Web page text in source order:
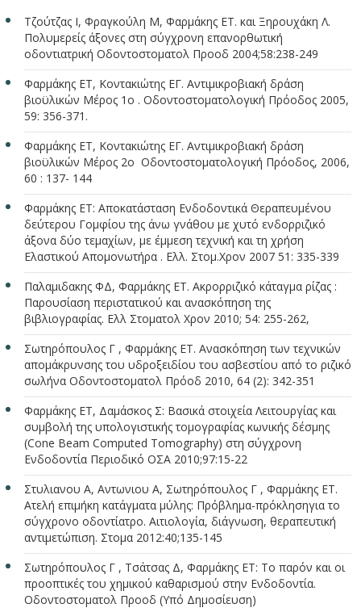
Τζούτζας Ι, Φραγκούλη Μ, Φαρμάκης ΕΤ. και Ξηρουχάκη Λ.
Πολυμερείς άξονες στη σύγχρονη επανορθωτική
οδοντιατρική Οδοντοστοματολ Προοδ 2004;58:238-249
Φαρμάκης ΕΤ, Κοντακιώτης ΕΓ. Αντιμικροβιακή δράση
βιοϋλικών Μέρος 1ο . Οδοντοστοματολογική Πρόοδος 2005,
59: 356-371.
Φαρμάκης ΕΤ, Κοντακιώτης ΕΓ. Αντιμικροβιακή δράση
βιοϋλικών Μέρος 2ο Οδοντοστοματολογική Πρόοδος, 2006,
60 : 137- 144
Φαρμάκης ΕΤ: Αποκατάσταση Ενδοδοντικά Θεραπευμένου
δεύτερου Γομφίου της άνω γνάθου με χυτό ενδορριζικό
άξονα δύο τεμαχίων, με έμμεση τεχνική και τη χρήση
Ελαστικού Απομονωτήρα . Ελλ. Στομ.Χρον 2007 51: 335-339
Παλαμιδακης ΦΔ, Φαρμάκης ΕΤ. Ακρορριζικό κάταγμα ρίζας :
Παρουσίαση περιστατικού και ανασκόπηση της
βιβλιογραφίας. Ελλ Στοματολ Χρον 2010; 54: 255-262,
Σωτηρόπουλος Γ , Φαρμάκης ΕΤ. Ανασκόπηση των τεχνικών
απομάκρυνσης του υδροξειδίου του ασβεστίου από το ριζικό
σωλήνα Οδοντοστοματολ Πρόοδ 2010, 64 (2): 342-351
Φαρμάκης ΕΤ, Δαμάσκος Σ: Βασικά στοιχεία Λειτουργίας και
συμβολή της υπολογιστικής τομογραφίας κωνικής δέσμης
(Cone Beam Computed Tomography) στη σύγχρονη
Ενδοδοντία Περιοδικό ΟΣΑ 2010;97:15-22
Στυλιανου Α, Αντωνιου Α, Σωτηρόπουλος Γ , Φαρμάκης ΕΤ.
Ατελή επιμήκη κατάγματα μύλης: Πρόβλημα-πρόκλησηγια το
σύγχρονο οδοντίατρο. Αιτιολογία, διάγνωση, θεραπευτική
αντιμετώπιση. Στομα 2012:40;135-145
Σωτηρόπουλος Γ , Τσάτσας Δ, Φαρμάκης ΕΤ: Το παρόν και οι
προοπτικές του χημικού καθαρισμού στην Ενδοδοντία.
Οδοντοστοματολ Προοδ (Υπό Δημοσίευση)